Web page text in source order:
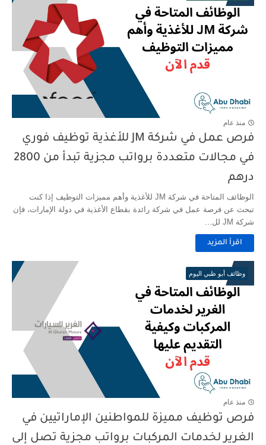
منذ عام
فرص عمل في شركة JM للأغذية توظيف فوري
في مجالات متعددة برواتب مجزية تبدأ من 2800
درهم
الوظائف المتاحة في شركة JM للأغذية وأهم مميزات التوظيف إذا كنت
تبحث عن فرصة عمل في شركة رائدة بقطاع الأغذية في دولة الإمارات، فإن
شركة JM لل...
اقرأ المزيد
وظائف أبو ظبي اليوم
منذ عام
فرص توظيف مميزة للمواطنين الإماراتيين في
الغرير لخدمات المركبات برواتب مجزية تصل إلى